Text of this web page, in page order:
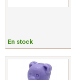
En stock